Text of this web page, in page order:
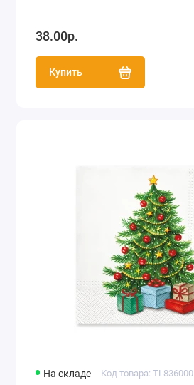
38.00р.
Купить
На складе Код товара: TL836000